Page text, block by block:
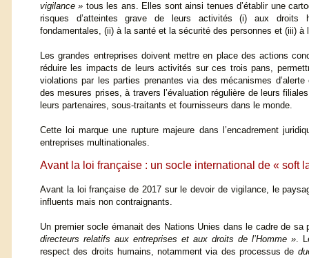
vigilance » tous les ans. Elles sont ainsi tenues d’établir une
risques d’atteintes grave de leurs activités (i) aux droits
fondamentales, (ii) à la santé et la sécurité des personnes et (iii) à
Les grandes entreprises doivent mettre en place des actions
réduire les impacts de leurs activités sur ces trois pans,
violations par les parties prenantes via des mécanismes d’alerte
des mesures prises, à travers l’évaluation régulière de leurs
leurs partenaires, sous-traitants et fournisseurs dans le monde.
Cette loi marque une rupture majeure dans l’encadrement
entreprises multinationales.
Avant la loi française : un socle international de « soft
Avant la loi française de 2017 sur le devoir de vigilance, le
influents mais non contraignants.
Un premier socle émanait des Nations Unies dans le cadre de sa
directeurs relatifs aux entreprises et aux droits de l’Homme ».
respect des droits humains, notamment via des processus de